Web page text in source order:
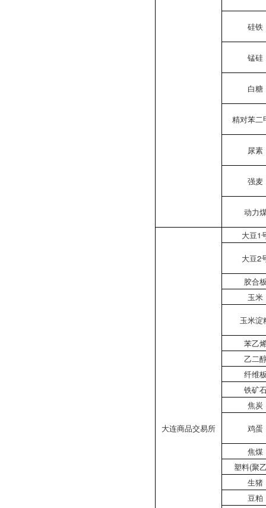
硅铁
锰硅
白糖
精对苯二
尿素
强麦
动力
大连商品交易所
大豆1
大豆2
胶合
玉米
玉米淀
苯乙
乙二
纤维
铁矿
焦炭
鸡蛋
焦煤
塑料(聚
生猪
豆粕